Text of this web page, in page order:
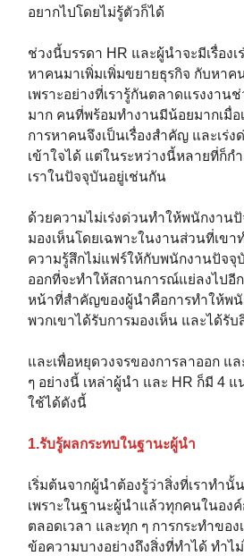
อยากไปโดยไม่รู้ตัวก็ได้
ช่วงนี้บรรดา HR และผู้นำจะมีเรื่องเ
หาคนมาเพิ่มเพิ่มขยายธุรกิจ กับหา
เพราะอย่างที่เรารู้กันตลาดแรงงาน
มาก คนที่พร้อมทำงานมีน้อยมากเมื่
การหาคนจึงเป็นเรื่องสำคัญ และเร่
เข้าใจได้ แต่ในระหว่างนี้หลายที่ก็ก
เราในปัจจุบันอยู่เช่นกัน
ด้วยความไม่เร่งด่วนทำให้พนักงาน
มองเห็นโดยเฉพาะในงานส่วนที่เขา
ความรู้สึกไม่แฟร์ให้กับพนักงานปัจจุ
ออกที่จะทำให้สถานการณ์แย่ลงไปอี
หน้าที่สำคัญของผู้นำคือการทำให้พ
พวกเขาได้รับการมองเห็น และได้รั
และเพื่อหยุดวงจรของการลาออก แ
ๆ อย่างนี้ เหล่าผู้นำ และ HR ก็มี 4
ใช้ได้ดังนี้
1.รับรู้ผลกระทบในฐานะผู้นำ
เริ่มต้นจากผู้นำต้องรู้ว่าสิ่งที่เราทำนั้
เพราะในฐานะผู้นำแล้วทุกคนในองค์
ตลอดเวลา และทุก ๆ การกระทำของ
ข้อความบางอย่างถึงสิ่งที่ทำได้ ทำไ